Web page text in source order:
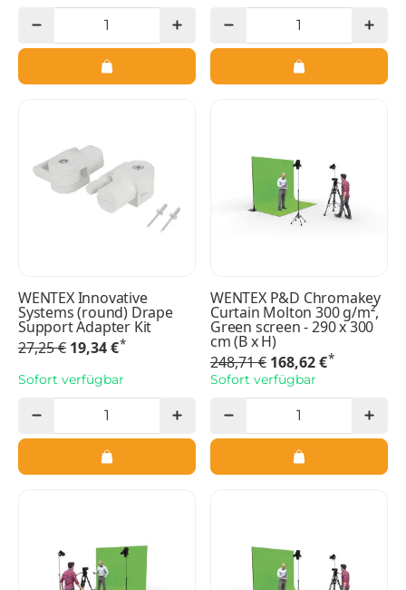
WENTEX Innovative
Systems (round) Drape
Support Adapter Kit
27,25 € 19,34 €*
Sofort verfügbar
WENTEX P&D Chromakey
Curtain Molton 300 g/m²,
Green screen - 290 x 300
cm (B x H)
248,71 € 168,62 €*
Sofort verfügbar